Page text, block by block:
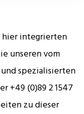
hier integrierten
unseren vom
spezialisierten
+49 (0)89 2 1547
zu dieser